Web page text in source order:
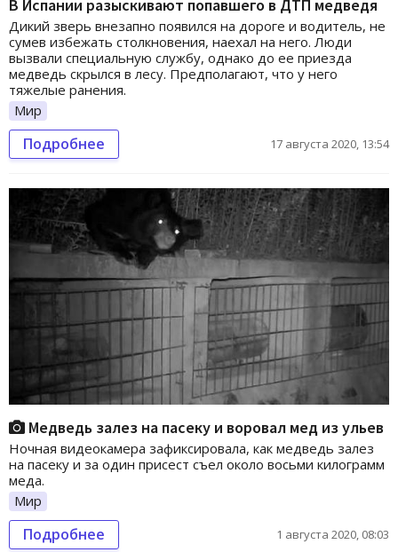
В Испании разыскивают попавшего в ДТП медведя
Дикий зверь внезапно появился на дороге и водитель, не
сумев избежать столкновения, наехал на него. Люди
вызвали специальную службу, однако до ее приезда
медведь скрылся в лесу. Предполагают, что у него
тяжелые ранения.
Мир
Подробнее 17 августа 2020, 13:54
Медведь залез на пасеку и воровал мед из ульев
Ночная видеокамера зафиксировала, как медведь залез
на пасеку и за один присест съел около восьми килограмм
меда.
Мир
Подробнее 1 августа 2020, 08:03